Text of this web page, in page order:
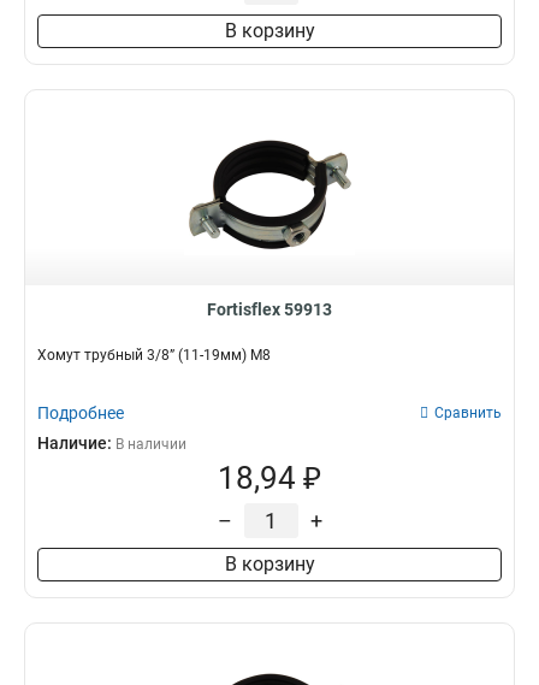
В корзину
Fortisflex 59913
Хомут трубный 3/8” (11-19мм) М8
Подробнее Сравнить
Наличие: В наличии
18,94 ₽
– +
В корзину